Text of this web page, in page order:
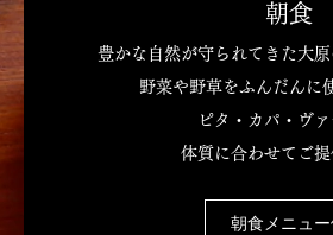
朝食
豊かな自然が守られてきた大
野菜や野草をふんだんに
ピタ・カパ・ヴ
体質に合わせてご
朝食メニュ